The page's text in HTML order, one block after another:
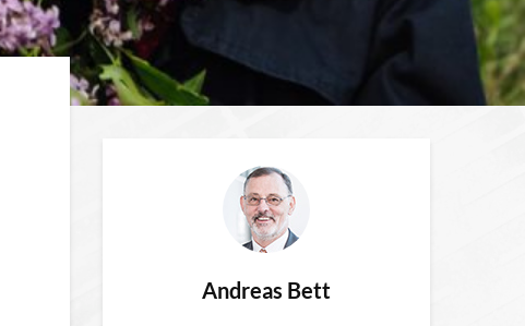
Andreas Bett